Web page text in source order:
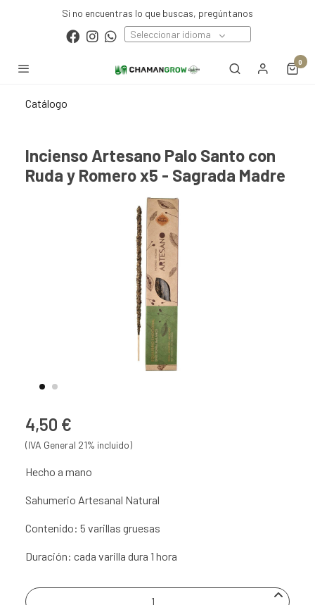
Si no encuentras lo que buscas, pregúntanos
Seleccionar idioma
0
Catálogo
Incienso Artesano Palo Santo con
Ruda y Romero x5 - Sagrada Madre
4,50 €
(IVA General 21% incluido)
Hecho a mano
Sahumerio Artesanal Natural
Contenido: 5 varillas gruesas
Duración: cada varilla dura 1 hora